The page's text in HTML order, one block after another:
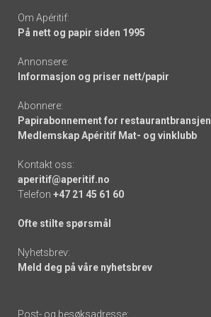
Om Apéritif:
På nett og papir siden 1995
Annonsere:
Informasjon og priser nett/papir
Abonnere:
Papirabonnement for restaurantbransjen
Medlemskap Apéritif Mat- og vinklubb
Kontakt oss:
aperitif@aperitif.no
Telefon +47 21 45 61 60
Ofte stilte spørsmål
Nyhetsbrev:
Meld deg på våre nyhetsbrev
Post- og besøksadresse: